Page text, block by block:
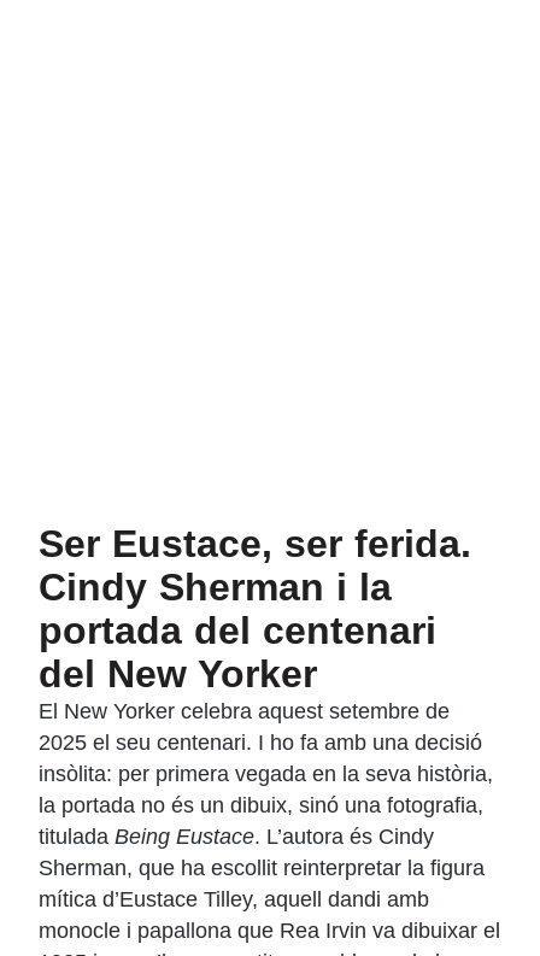
Ser Eustace, ser ferida.
Cindy Sherman i la
portada del centenari
del New Yorker
El New Yorker celebra aquest setembre de
2025 el seu centenari. I ho fa amb una decisió
insòlita: per primera vegada en la seva història,
la portada no és un dibuix, sinó una fotografia,
tituladaBeing Eustace. L’autora és Cindy
Sherman, que ha escollit reinterpretar la figura
mítica d’Eustace Tilley, aquell dandi amb
monocle i papallona que Rea Irvin va dibuixar el